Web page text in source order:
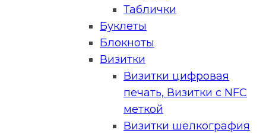
Таблички
Буклеты
Блокноты
Визитки
Визитки цифровая
печать, Визитки с NFC
меткой
Визитки шелкография